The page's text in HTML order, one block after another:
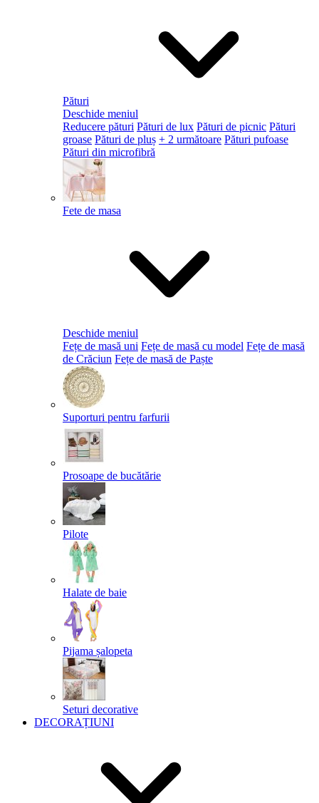
Pături
Deschide meniul
Reducere pături Pături de lux Pături de picnic Pături
groase Pături de pluș + 2 următoare Pături pufoase
Pături din microfibră
Fete de masa
Deschide meniul
Fețe de masă uni Fețe de masă cu model Fețe de masă
de Crăciun Fețe de masă de Paște​
Suporturi pentru farfurii
Prosoape de bucătărie
Pilote
Halate de baie
Pijama șalopeta
Seturi decorative
DECORAȚIUNI